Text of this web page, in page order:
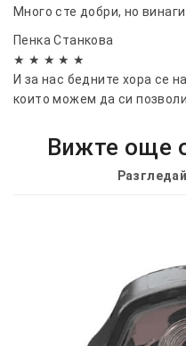
Много сте добри, но
Пенка Станкова
★ ★ ★ ★ ★
И за нас бедните хора се
които можем да си
Вижте още